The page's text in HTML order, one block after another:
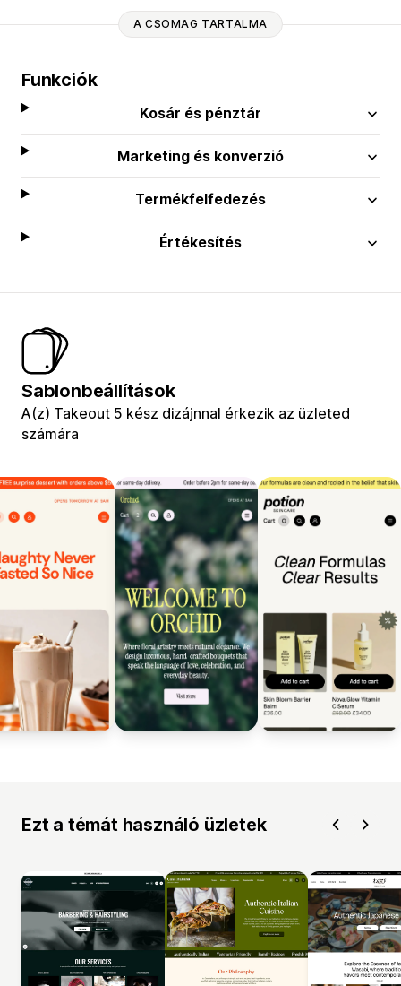
A CSOMAG TARTALMA
Funkciók
Kosár és pénztár
Marketing és konverzió
Termékfelfedezés
Értékesítés
Sablonbeállítások
A(z) Takeout 5 kész dizájnnal érkezik az üzleted
számára
Ezt a témát használó üzletek